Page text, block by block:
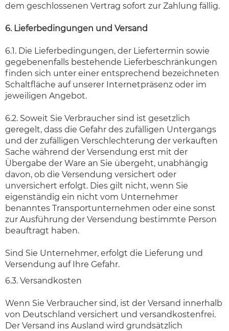
dem geschlossenen Vertrag sofort zur Zahlung fällig.
6. Lieferbedingungen und Versand
6.1. Die Lieferbedingungen, der Liefertermin sowie
gegebenenfalls bestehende Lieferbeschränkungen
finden sich unter einer entsprechend bezeichneten
Schaltfläche auf unserer Internetpräsenz oder im
jeweiligen Angebot.
6.2. Soweit Sie Verbraucher sind ist gesetzlich
geregelt, dass die Gefahr des zufälligen Untergangs
und der zufälligen Verschlechterung der verkauften
Sache während der Versendung erst mit der
Übergabe der Ware an Sie übergeht, unabhängig
davon, ob die Versendung versichert oder
unversichert erfolgt. Dies gilt nicht, wenn Sie
eigenständig ein nicht vom Unternehmer
benanntes Transportunternehmen oder eine sonst
zur Ausführung der Versendung bestimmte Person
beauftragt haben.
Sind Sie Unternehmer, erfolgt die Lieferung und
Versendung auf Ihre Gefahr.
6.3. Versandkosten
Wenn Sie Verbraucher sind, ist der Versand innerhalb
von Deutschland versichert und versandkostenfrei.
Der Versand ins Ausland wird grundsätzlich